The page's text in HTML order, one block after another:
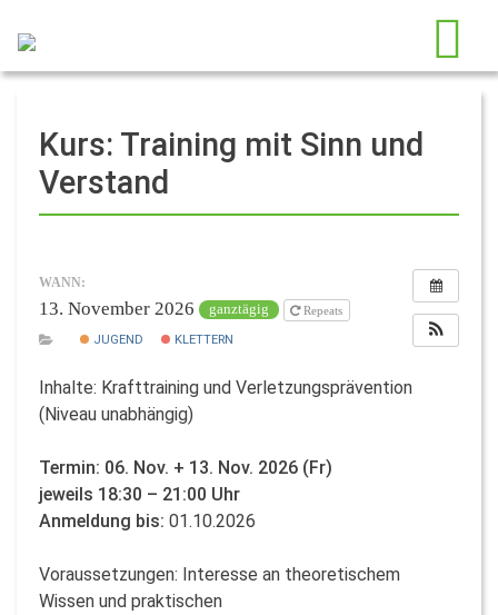
Kurs: Training mit Sinn und
Verstand
WANN:
13. November 2026 ganztägig Repeats
JUGEND KLETTERN
Inhalte: Krafttraining und Verletzungsprävention
(Niveau unabhängig)
Termin: 06. Nov. + 13. Nov. 2026 (Fr)
jeweils 18:30 – 21:00 Uhr
Anmeldung bis: 01.10.2026
Voraussetzungen: Interesse an theoretischem
Wissen und praktischen